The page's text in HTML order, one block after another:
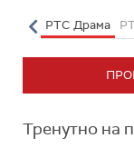
РТС Драма
Тренутно на